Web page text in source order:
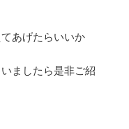
あげたらいいか
ましたら是非ご紹